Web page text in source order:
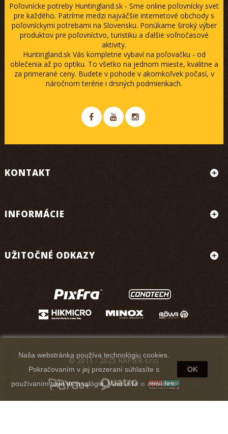
Poľovnícke potreby Huntingland.sk - Sme online poľovnícky svet
pre každého. Patríme medzi najväčšie internetové obchody s
poľovníckymi potrebami na Slovensku. Ponúkame široký výber
produktov pre poľovníctvo, turistiku a ďalšie voľnočasové
aktivity.
Huntingland.sk Vás kompletne vybaví na poľovačku - od
oblečenia až po optiku. To všetko na jednom mieste, kvalitne a
za primerané ceny. Budete v pohode v akomkoľvek počasí, v
náročnom teréne i drsných podmienkach.
KONTAKT
INFORMÁCIE
UŽITOČNÉ ODKAZY
Naša webstránka používa technológiu cookies.
Pokračovaním v jej prezeraní súhlasíte s
používaním tejto technológie.Viac info o cookies.
OK
© 2011 - 2025 RAPIER s.r.o.